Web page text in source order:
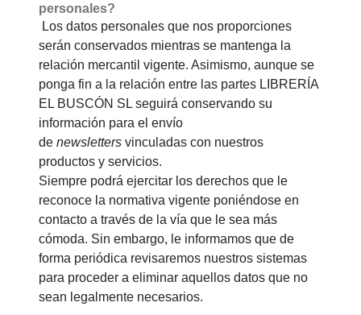
personales?
Los datos personales que nos proporciones
serán conservados mientras se mantenga la
relación mercantil vigente. Asimismo, aunque se
ponga fin a la relación entre las partes LIBRERÍA
EL BUSCÓN SL seguirá conservando su
información para el envío
de newsletters vinculadas con nuestros
productos y servicios.
Siempre podrá ejercitar los derechos que le
reconoce la normativa vigente poniéndose en
contacto a través de la vía que le sea más
cómoda. Sin embargo, le informamos que de
forma periódica revisaremos nuestros sistemas
para proceder a eliminar aquellos datos que no
sean legalmente necesarios.